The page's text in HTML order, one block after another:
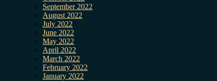
September 2022
August 2022
July 2022
June 2022
May 2022
April 2022
March 2022
February 2022
January 2022